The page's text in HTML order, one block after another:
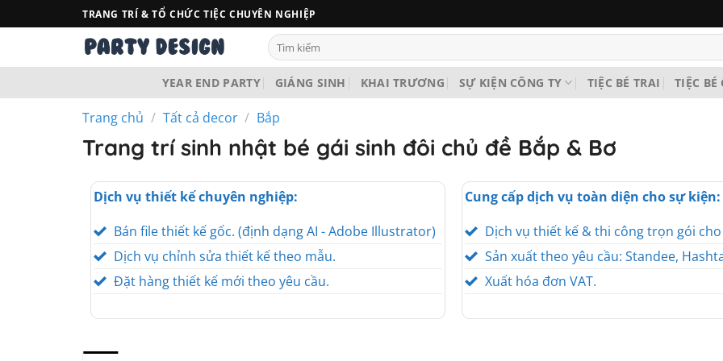
qua
dung
TRANG TRÍ & TỔ CHỨC TIỆC CHUYÊN NGHIỆP
Tìm
kiếm:
YEAR END PARTY GIÁNG SINH KHAI TRƯƠNG SỰ KIỆN CÔNG TY TIỆC BÉ TRAI TIỆC BÉ
Trang chủ / Tất cả decor / Bắp
Trang trí sinh nhật bé gái sinh đôi chủ đề Bắp & Bơ
Dịch vụ thiết kế chuyên nghiệp:
Bán file thiết kế gốc. (định dạng AI - Adobe Illustrator)
Dịch vụ chỉnh sửa thiết kế theo mẫu.
Đặt hàng thiết kế mới theo yêu cầu.
Cung cấp dịch vụ toàn diện cho sự kiện:
Dịch vụ thiết kế & thi công trọn gói
Sản xuất theo yêu cầu: Standee,
Xuất hóa đơn VAT.